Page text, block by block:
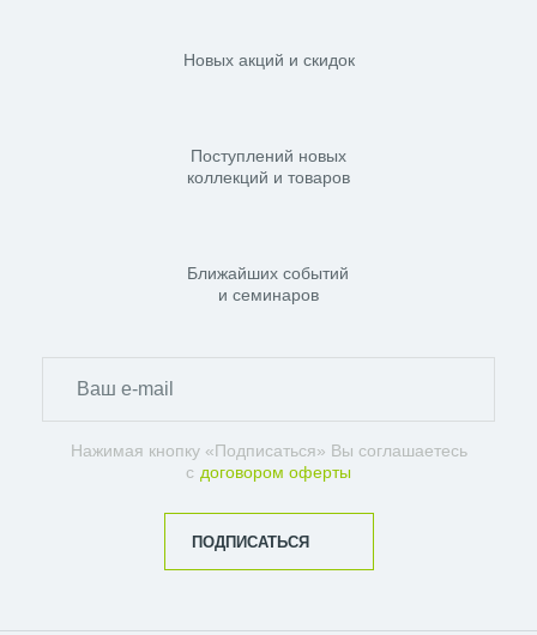
Новых акций и скидок
Поступлений новых
коллекций и товаров
Ближайших событий
и семинаров
Нажимая кнопку «Подписаться» Вы соглашаетесь
с договором оферты
ПОДПИСАТЬСЯ